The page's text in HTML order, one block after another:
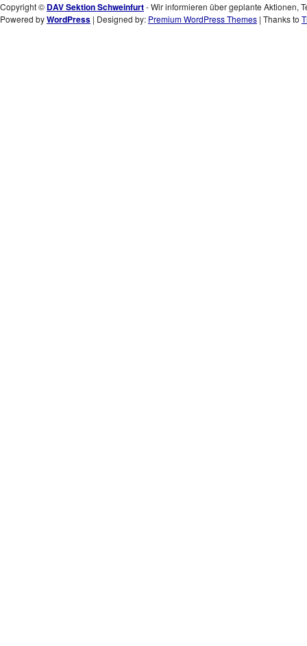
Copyright © DAV Sektion Schweinfurt- Wir informieren über geplante Aktionen,
Powered byWordPress | Designed by: Premium WordPress Themes | Thanks to